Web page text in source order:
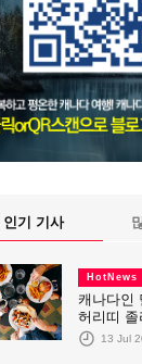
인기 기사
HotNews
캐나다인
허리띠 졸
13 Jul